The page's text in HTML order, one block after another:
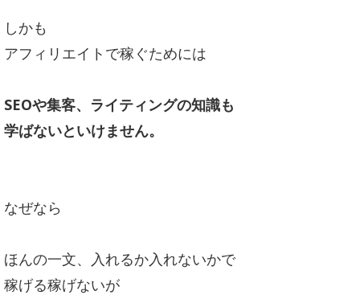
しかも
アフィリエイトで稼ぐためには
SEOや集客、ライティングの知識も
学ばないといけません。
なぜなら
ほんの一文、入れるか入れないかで
稼げる稼げないが